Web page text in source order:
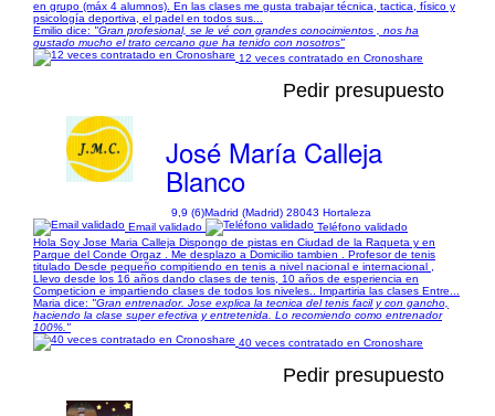
en grupo (máx 4 alumnos). En las clases me gusta trabajar técnica, tactica, físico y
psicología deportiva, el padel en todos sus...
Emilio dice: "Gran profesional, se le vé con grandes conocimientos , nos ha
gustado mucho el trato cercano que ha tenido con nosotros"
12 veces contratado en Cronoshare
Pedir presupuesto
José María Calleja
Blanco
9,9 (6)Madrid (Madrid) 28043 Hortaleza
Email validado
Teléfono validado
Hola Soy Jose Maria Calleja Dispongo de pistas en Ciudad de la Raqueta y en
Parque del Conde Orgaz . Me desplazo a Domicilio tambien . Profesor de tenis
titulado Desde pequeño compitiendo en tenis a nivel nacional e internacional ,
Llevo desde los 16 años dando clases de tenis, 10 años de esperiencia en
Competicion e impartiendo clases de todos los niveles.. Impartiria las clases Entre...
Maria dice: "Gran entrenador. Jose explica la tecnica del tenis facil y con gancho,
haciendo la clase super efectiva y entretenida. Lo recomiendo como entrenador
100%."
40 veces contratado en Cronoshare
Pedir presupuesto